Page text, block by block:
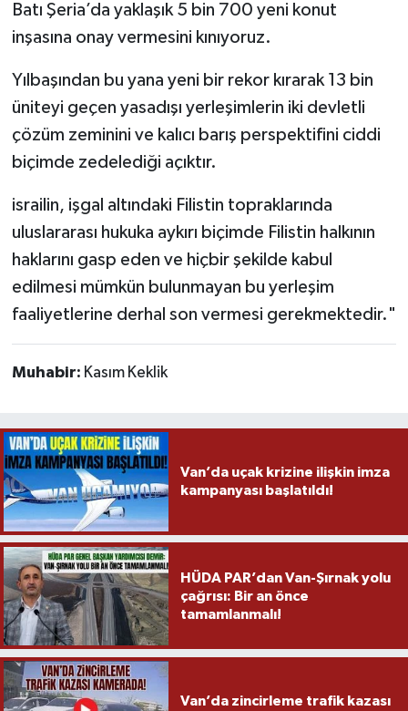
Batı Şeria’da yaklaşık 5 bin 700 yeni konut
inşasına onay vermesini kınıyoruz.
Yılbaşından bu yana yeni bir rekor kırarak 13 bin
üniteyi geçen yasadışı yerleşimlerin iki devletli
çözüm zeminini ve kalıcı barış perspektifini ciddi
biçimde zedelediği açıktır.
israilin, işgal altındaki Filistin topraklarında
uluslararası hukuka aykırı biçimde Filistin halkının
haklarını gasp eden ve hiçbir şekilde kabul
edilmesi mümkün bulunmayan bu yerleşim
faaliyetlerine derhal son vermesi gerekmektedir."
Muhabir: Kasım Keklik
Van’da uçak krizine ilişkin imza
kampanyası başlatıldı!
HÜDA PAR’dan Van-Şırnak yolu
çağrısı: Bir an önce
tamamlanmalı!
Van’da zincirleme trafik kazası